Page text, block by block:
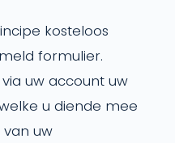
kosteloos
formulier.
uw account uw
u diende mee
uw